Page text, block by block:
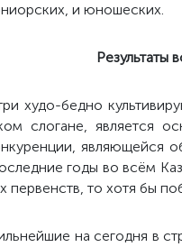
и юношеских.
Результаты
худо-бедно
слогане, является
являющейся
годы во всём
то хотя бы
на сегодня в